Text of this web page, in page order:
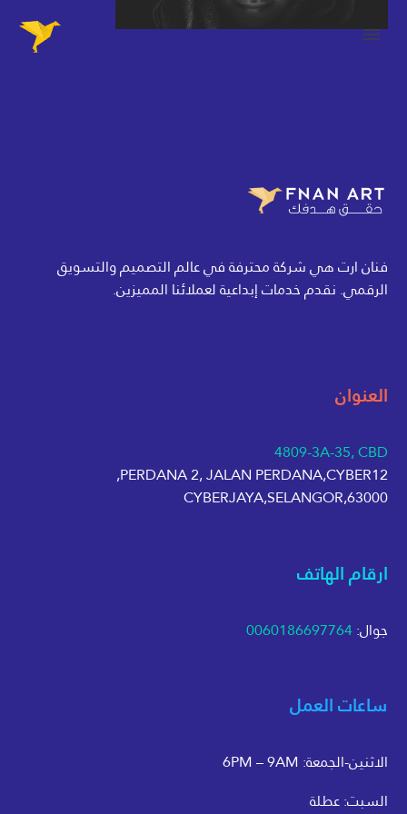
فنان ارت هي شركة محترفة في عالم التصميم والتسويق
الرقمي. نقدم خدمات إبداعية لعملائنا المميزين.
العنوان
4809-3A-35, CBD
PERDANA 2, JALAN PERDANA,CYBER12,
63000,CYBERJAYA,SELANGOR
ارقام الهاتف
جوال:0060186697764
ساعات العمل
الاثنين-الجمعة: 6PM – 9AM
السبت: عطلة